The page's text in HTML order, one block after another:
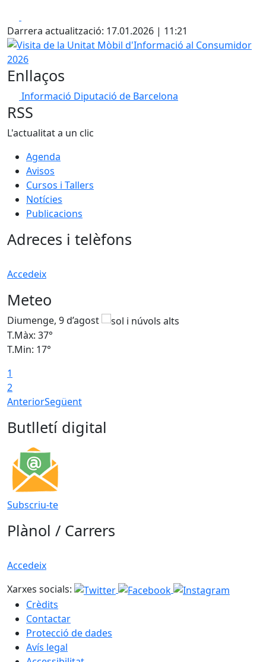
Darrera actualització: 17.01.2026 | 11:21
Visita de la Unitat Mòbil d'Informació al Consumidor 2026
Enllaços
Informació Diputació de Barcelona
RSS
L'actualitat a un clic
Agenda
Avisos
Cursos i Tallers
Notícies
Publicacions
Adreces i telèfons
Accedeix
Meteo
Diumenge, 9 d’agost
T.Màx: 37°
T.Min: 17°
1
2
AnteriorSegüent
Butlletí digital
Subscriu-te
Plànol / Carrers
Accedeix
Xarxes socials:
Crèdits
Contactar
Protecció de dades
Avís legal